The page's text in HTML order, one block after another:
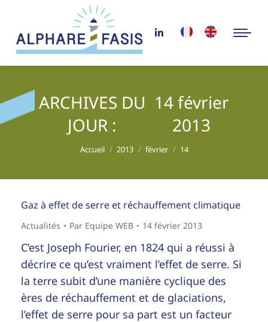
ARCHIVES DU
JOUR :
14 février
2013
Vous êtes ici :
Accueil 2013 février 14
Gaz à effet de serre et réchauffement climatique
Actualités Par Equipe WEB 14 février 2013
C’est Joseph Fourier, en 1824 qui a réussi à
décrire ce qu’est vraiment l’effet de serre. Si
la terre subit d’une manière cyclique des
ères de réchauffement et de glaciations,
l’effet de serre pour sa part est un facteur